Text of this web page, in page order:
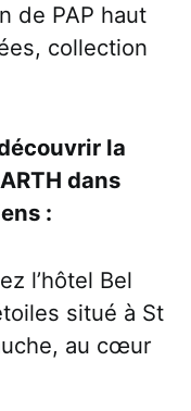
de PAP haut
collection
la
dans
:
l’hôtel Bel
situé à St
au cœur